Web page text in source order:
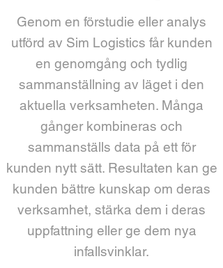
Genom en förstudie eller analys
utförd av Sim Logistics får kunden
en genomgång och tydlig
sammanställning av läget i den
aktuella verksamheten. Många
gånger kombineras och
sammanställs data på ett för
kunden nytt sätt. Resultaten kan ge
kunden bättre kunskap om deras
verksamhet, stärka dem i deras
uppfattning eller ge dem nya
infallsvinklar.